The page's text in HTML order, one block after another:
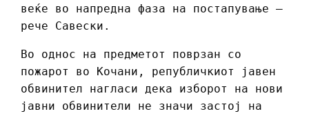
веќе во напредна фаза на постапување –
рече Савески.
Во однос на предметот поврзан со
пожарот во Кочани, републичкиот јавен
обвинител нагласи дека изборот на нови
јавни обвинители не значи застој на